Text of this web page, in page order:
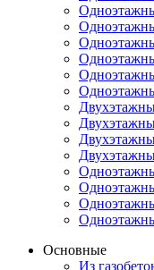
Основные
Из